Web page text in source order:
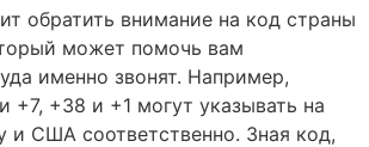
обратить внимание на код страны
может помочь вам
именно звонят. Например,
+7, +38 и +1 могут указывать на
и США соответственно. Зная код,